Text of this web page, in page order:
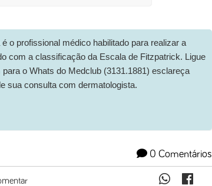
o profissional médico habilitado para realizar a
com a classificação da Escala de Fitzpatrick. Ligue
o Whats do Medclub (3131.1881) esclareça
sua consulta com dermatologista.
0 Comentários